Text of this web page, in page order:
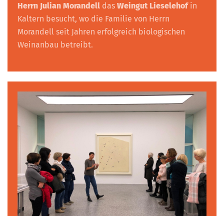
Herrn Julian Morandell das Weingut Lieselehofin
Kaltern besucht, wo die Familie von Herrn
Morandell seit Jahren erfolgreich biologischen
Weinanbau betreibt.